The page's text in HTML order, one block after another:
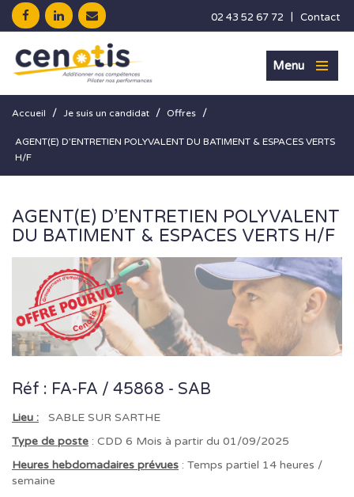
02 43 52 67 72 | Contact
Menu
Accueil / Je suis un candidat / Offres /
AGENT(E) D’ENTRETIEN POLYVALENT DU BATIMENT & ESPACES VERTS
H/F
AGENT(E) D’ENTRETIEN POLYVALENT
DU BATIMENT & ESPACES VERTS H/F
Réf : FA-FA / 45868 - SAB
Lieu : SABLE SUR SARTHE
Type de poste : CDD 6 Mois à partir du 01/09/2025
Heures hebdomadaires prévues : Temps partiel 14 heures /
semaine